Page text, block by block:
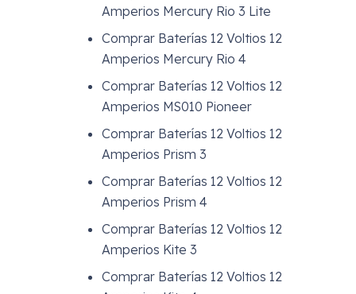
Amperios Mercury Rio 3 Lite
Comprar Baterías 12 Voltios 12
Amperios Mercury Rio 4
Comprar Baterías 12 Voltios 12
Amperios MS010 Pioneer
Comprar Baterías 12 Voltios 12
Amperios Prism 3
Comprar Baterías 12 Voltios 12
Amperios Prism 4
Comprar Baterías 12 Voltios 12
Amperios Kite 3
Comprar Baterías 12 Voltios 12